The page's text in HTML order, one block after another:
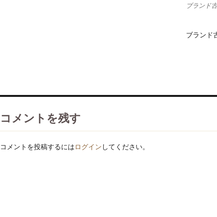
ブランド
ブランド
コメントを残す
コメントを投稿するにはログイン してください。